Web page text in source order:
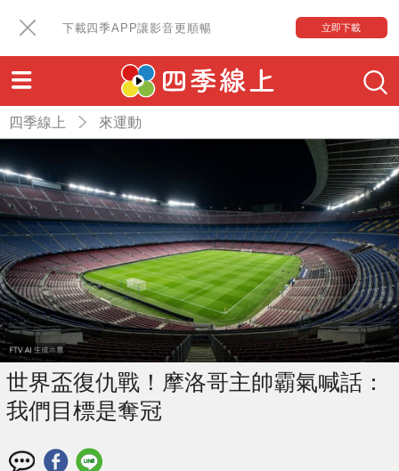
下載四季APP讓影音更順暢 立即下載
四季線上 來運動
世界盃復仇戰！摩洛哥主帥霸氣喊話：
我們目標是奪冠